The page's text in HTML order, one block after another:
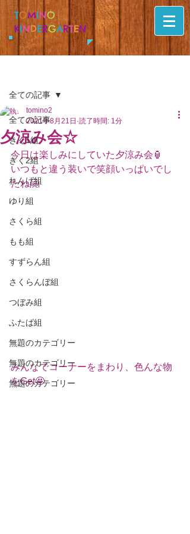
TOMINO
KINDERGARTEN
全ての記事
きく1組
きく2組
れんげ組
ゆり組
さくら組
もも組
すずらん組
さくらんぼ組
つぼみ組
ふたば組
無題のカテゴリー
無題のカテゴリー
無題のカテゴリー
全ての記事
夕涼み会☆
tomino2
2021年8月21日 読了時間: 1分
今日は楽しみにしていた夕涼み会🏮
いつもと違う装いで笑顔いっぱいでし
たね🤗
みんなでコーナーをまわり、色んな物
をGet🤩